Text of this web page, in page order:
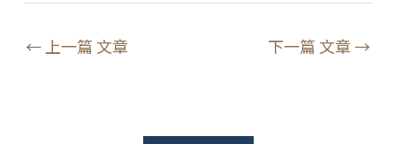
← 上一篇 文章 下一篇 文章→